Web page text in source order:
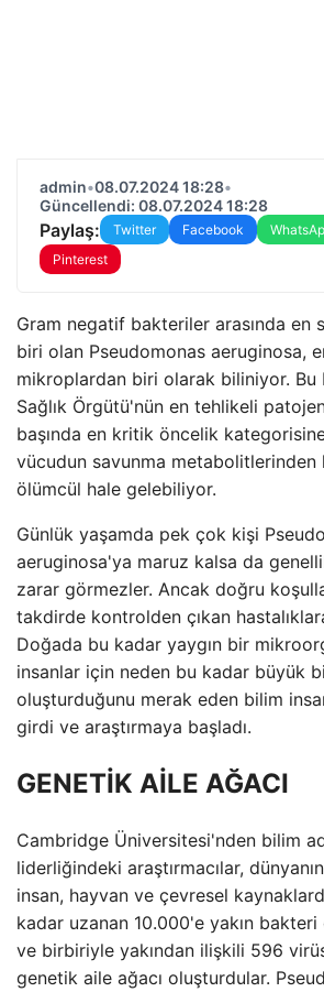
admin•08.07.2024 18:28•
Güncellendi: 08.07.2024 18:28
Paylaş: Twitter Facebook
Pinterest
Gram negatif bakteriler arasında en
biri olan Pseudomonas aeruginosa,
mikroplardan biri olarak biliniyor. Bu
Sağlık Örgütü'nün en tehlikeli
başında en kritik öncelik
vücudun savunma metabolitlerinden
ölümcül hale gelebiliyor.
Günlük yaşamda pek çok kişi
aeruginosa'ya maruz kalsa da
zarar görmezler. Ancak doğru
takdirde kontrolden çıkan
Doğada bu kadar yaygın bir
insanlar için neden bu kadar büyük
oluşturduğunu merak eden bilim
girdi ve araştırmaya başladı.
GENETİK AİLE AĞACI
Cambridge Üniversitesi'nden bilim
liderliğindeki araştırmacılar,
insan, hayvan ve çevresel
kadar uzanan 10.000'e yakın
ve birbiriyle yakından ilişkili 596
genetik aile ağacı oluşturdular.